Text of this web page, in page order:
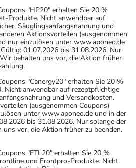
"HP20" erhalten Sie 20 %
Produkte. Nicht anwendbar auf
Säuglingsanfangsnahrung und
Aktionsvorteilen (ausgenommen
nur einzulösen unter www.aponeo.de
01.07.2026 bis 31.08.2026. Nur
behalten uns vor, die Aktion früher
"Canergy20" erhalten Sie 20 %
Nicht anwendbar auf rezeptpflichtige
und Versandkosten.
(ausgenommen Coupons)
unter www.aponeo.de und in der
bis 31.08.2026. Nur solange der
vor, die Aktion früher zu beenden.
"FTL20" erhalten Sie 20 %
und Frontpro-Produkte. Nicht